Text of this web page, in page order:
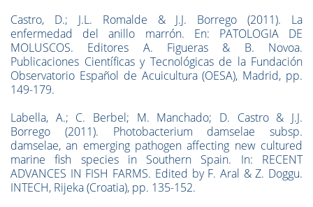
Castro, D.; J.L. Romalde & J.J. Borrego (2011). La
enfermedad del anillo marrón. En: PATOLOGIA DE
MOLUSCOS. Editores A. Figueras & B. Novoa.
Publicaciones Científicas y Tecnológicas de la Fundación
Observatorio Español de Acuicultura (OESA), Madrid, pp.
149-179.
Labella, A.; C. Berbel; M. Manchado; D. Castro & J.J.
Borrego (2011). Photobacterium damselae subsp.
damselae, an emerging pathogen affecting new cultured
marine fish species in Southern Spain. In: RECENT
ADVANCES IN FISH FARMS. Edited by F. Aral & Z. Doggu.
INTECH, Rijeka (Croatia), pp. 135-152.